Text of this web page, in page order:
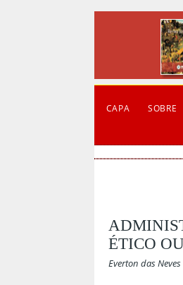
CAPA SOBRE
ÉTICO
Everton das Neves